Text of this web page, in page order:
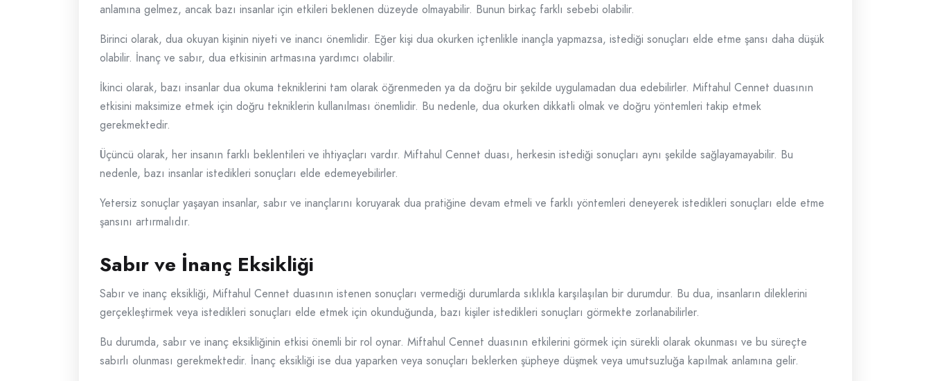
anlamına gelmez, ancak bazı insanlar için etkileri beklenen düzeyde olmayabilir. Bunun birkaç farklı sebebi olabilir.
Birinci olarak, dua okuyan kişinin niyeti ve inancı önemlidir. Eğer kişi dua okurken içtenlikle inançla yapmazsa, istediği sonuçları elde etme şansı daha düşük
olabilir. İnanç ve sabır, dua etkisinin artmasına yardımcı olabilir.
İkinci olarak, bazı insanlar dua okuma tekniklerini tam olarak öğrenmeden ya da doğru bir şekilde uygulamadan dua edebilirler. Miftahul Cennet duasının
etkisini maksimize etmek için doğru tekniklerin kullanılması önemlidir. Bu nedenle, dua okurken dikkatli olmak ve doğru yöntemleri takip etmek
gerekmektedir.
Üçüncü olarak, her insanın farklı beklentileri ve ihtiyaçları vardır. Miftahul Cennet duası, herkesin istediği sonuçları aynı şekilde sağlayamayabilir. Bu
nedenle, bazı insanlar istedikleri sonuçları elde edemeyebilirler.
Yetersiz sonuçlar yaşayan insanlar, sabır ve inançlarını koruyarak dua pratiğine devam etmeli ve farklı yöntemleri deneyerek istedikleri sonuçları elde etme
şansını artırmalıdır.
Sabır ve İnanç Eksikliği
Sabır ve inanç eksikliği, Miftahul Cennet duasının istenen sonuçları vermediği durumlarda sıklıkla karşılaşılan bir durumdur. Bu dua, insanların dileklerini
gerçekleştirmek veya istedikleri sonuçları elde etmek için okunduğunda, bazı kişiler istedikleri sonuçları görmekte zorlanabilirler.
Bu durumda, sabır ve inanç eksikliğinin etkisi önemli bir rol oynar. Miftahul Cennet duasının etkilerini görmek için sürekli olarak okunması ve bu süreçte
sabırlı olunması gerekmektedir. İnanç eksikliği ise dua yaparken veya sonuçları beklerken şüpheye düşmek veya umutsuzluğa kapılmak anlamına gelir.